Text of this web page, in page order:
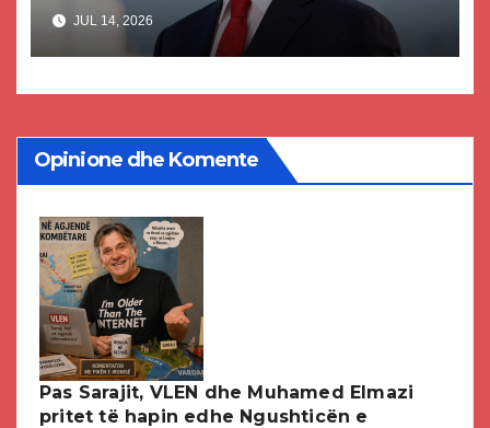
akuzat për ndërtimin e
paligjshëm të selisë së VMRO-
DPMNE-së
JUL 14, 2026
Opinione dhe Komente
Pas Sarajit, VLEN dhe Muhamed Elmazi
pritet të hapin edhe Ngushticën e